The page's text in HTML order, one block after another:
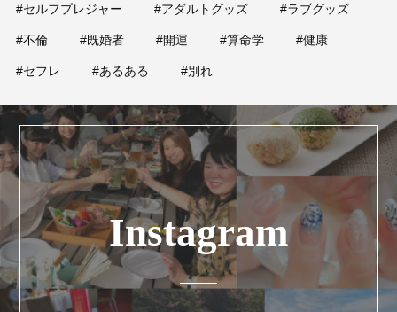
#セルフプレジャー #アダルトグッズ #ラブグッズ
#不倫 #既婚者 #開運 #算命学 #健康
#セフレ #あるある #別れ
Instagram